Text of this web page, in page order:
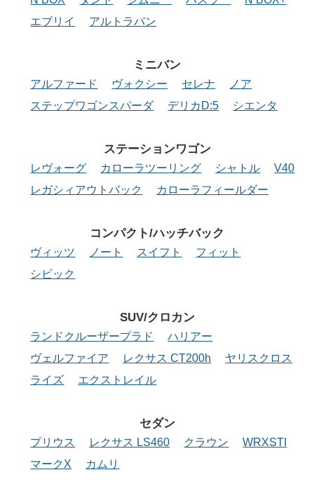
エブリイ
アルトラバン
ミニバン
アルファード ヴォクシー セレナ
ノア
ステップワゴンスパーダ
デリカD:5 シエンタ
ステーションワゴン
レヴォーグ カローラツーリング シャトル
V40
レガシィアウトバック
カローラフィールダー
コンパクト/ハッチバック
ヴィッツ ノート スイフト
フィット
シビック
SUV/クロカン
ランドクルーザープラド
ハリアー
ヴェルファイア
レクサス CT200h
ヤリスクロス
ライズ
エクストレイル
セダン
プリウス レクサス LS460 クラウン
WRXSTI
マークX
カムリ